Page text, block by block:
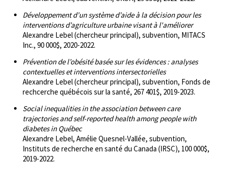
Développement d’un système d’aide à la décision pour les
interventions d’agriculture urbaine visant à l'améliorer
Alexandre Lebel (chercheur principal), subvention, MITACS
Inc., 90 000$, 2020-2022.
Prévention de l’obésité basée sur les évidences : analyses
contextuelles et interventions intersectorielles
Alexandre Lebel (chercheur principal), subvention, Fonds de
rechcerche québécois sur la santé, 267 401$, 2019-2023.
Social inequalities in the association between care
trajectories and self-reported health among people with
diabetes in Québec
Alexandre Lebel, Amélie Quesnel-Vallée, subvention,
Instituts de recherche en santé du Canada (IRSC), 100 000$,
2019-2022.